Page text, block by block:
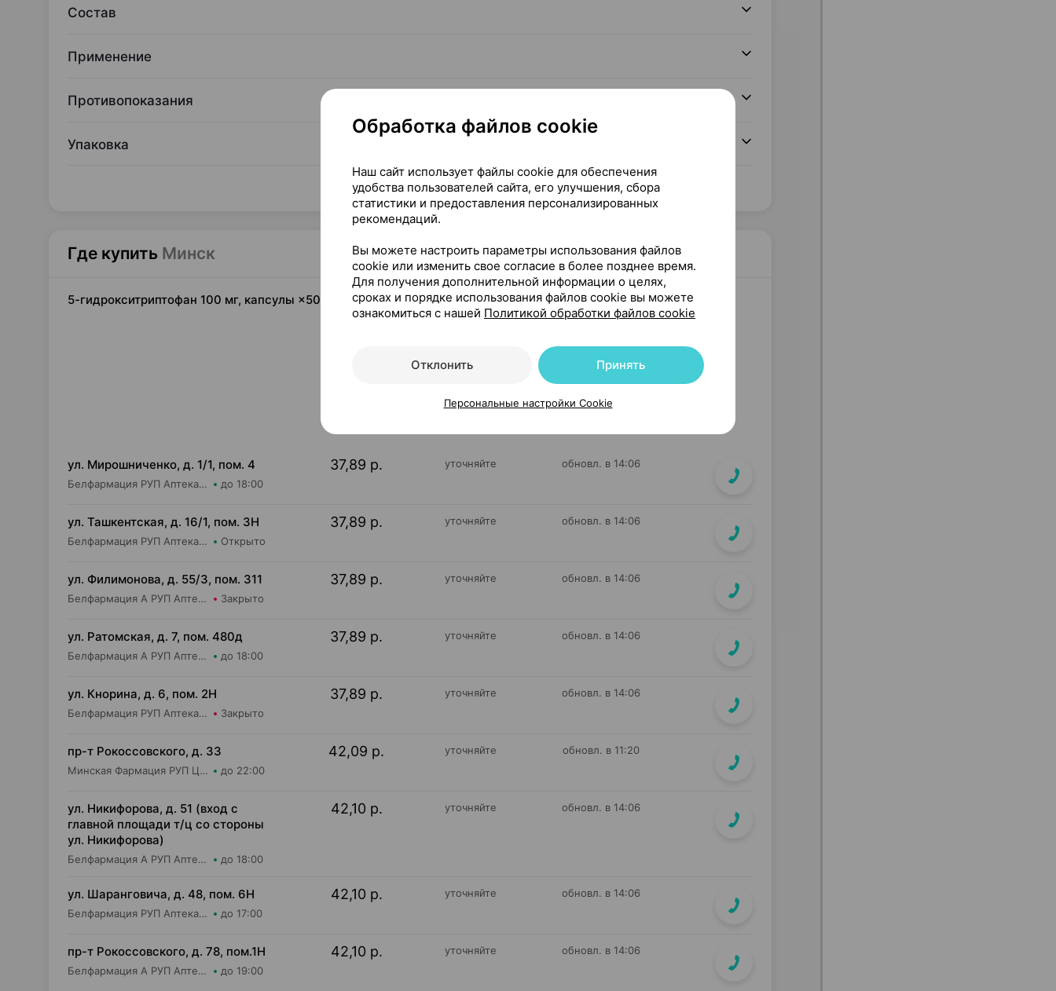
Состав
Применение
Противопоказания
Упаковка
Читать полностью
Где купить Минск
5-гидрокситриптофан 100 мг, капсулы ×50, Сапплемент групп Россия
75
ул. Мирошниченко, д. 1/1, пом. 4
Белфармация РУП Аптека №75 до 18:00
37,89 р. уточняйте обновл. в 14:06
ул. Ташкентская, д. 16/1, пом. 3Н
Белфармация РУП Аптека №3 (дежурная) Открыто
37,89 р. уточняйте обновл. в 14:06
ул. Филимонова, д. 55/3, пом. 311
Белфармация А РУП Аптека №36 Закрыто
37,89 р. уточняйте обновл. в 14:06
ул. Ратомская, д. 7, пом. 480д
Белфармация А РУП Аптека №59 до 18:00
37,89 р. уточняйте обновл. в 14:06
ул. Кнорина, д. 6, пом. 2Н
Белфармация РУП Аптека №37 Закрыто
37,89 р. уточняйте обновл. в 14:06
пр-т Рокоссовского, д. 33
Минская Фармация РУП Центральная районная аптека №182 до 22:00
42,09 р. уточняйте обновл. в 11:20
ул. Никифорова, д. 51 (вход с
главной площади т/ц со стороны
ул. Никифорова)
Белфармация А РУП Аптека №110 до 18:00
42,10 р. уточняйте обновл. в 14:06
ул. Шаранговича, д. 48, пом. 6Н
Белфармация РУП Аптека №113 до 17:00
42,10 р. уточняйте обновл. в 14:06
пр-т Рокоссовского, д. 78, пом.1Н
Белфармация А РУП Аптека №67 до 19:00
42,10 р. уточняйте обновл. в 14:06
Обработка файлов cookie
Наш сайт использует файлы cookie для обеспечения
удобства пользователей сайта, его улучшения, сбора
статистики и предоставления персонализированных
рекомендаций.
Вы можете настроить параметры использования файлов
cookie или изменить свое согласие в более позднее время.
Для получения дополнительной информации о целях,
сроках и порядке использования файлов cookie вы можете
ознакомиться с нашей Политикой обработки файлов cookie
Отклонить Принять
Персональные настройки Cookie